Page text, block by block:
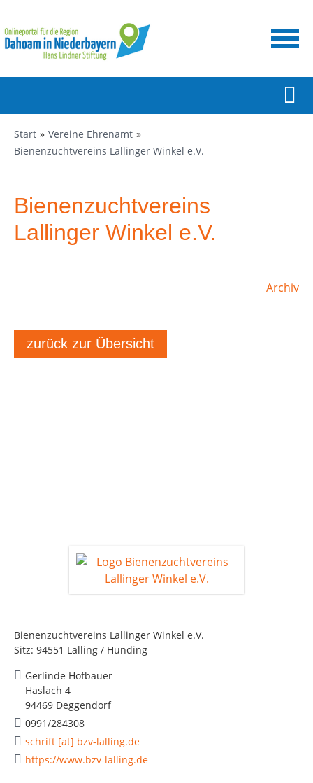
Start
Vereine Ehrenamt
Bienenzuchtvereins Lallinger Winkel e.V.
Bienenzuchtvereins Lallinger Winkel e.V.
Sitz: 94551 Lalling / Hunding
Gerlinde Hofbauer
Haslach 4
94469 Deggendorf
0991/284308
schrift [at] bzv-lalling.de
https://www.bzv-lalling.de
Bienenzuchtvereins
Lallinger Winkel e.V.
Archiv
zurück zur Übersicht